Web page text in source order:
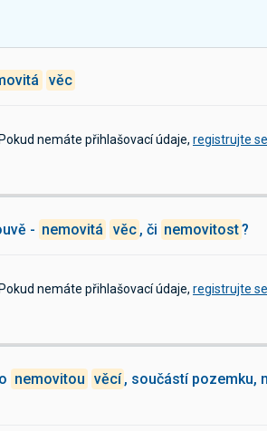
věc
. Pokud nemáte přihlašovací údaje, registrujte se
- nemovitá věc , či nemovitost?
. Pokud nemáte přihlašovací údaje, registrujte se
nemovitou věcí , součástí pozemku,